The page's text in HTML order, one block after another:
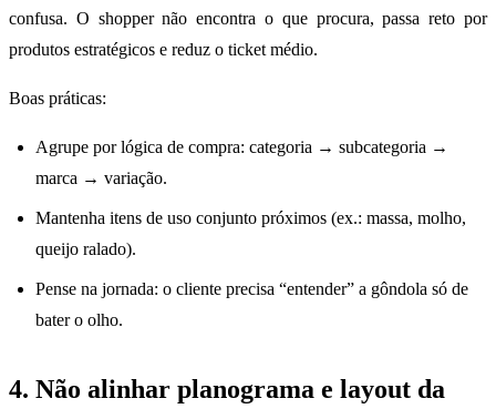
confusa. O shopper não encontra o que procura, passa reto por
produtos estratégicos e reduz o ticket médio.
Boas práticas:
Agrupe por lógica de compra: categoria → subcategoria →
marca → variação.
Mantenha itens de uso conjunto próximos (ex.: massa, molho,
queijo ralado).
Pense na jornada: o cliente precisa “entender” a gôndola só de
bater o olho.
4. Não alinhar planograma e layout da